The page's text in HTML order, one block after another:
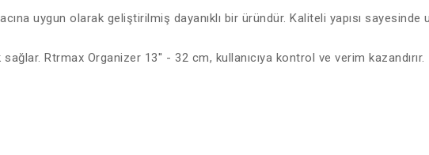
uygun olarak geliştirilmiş dayanıklı bir üründür. Kaliteli yapısı
Rtrmax Organizer 13'' - 32 cm, kullanıcıya kontrol ve verim kazandırır.